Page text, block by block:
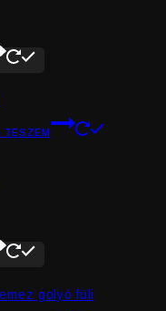
TESZEM